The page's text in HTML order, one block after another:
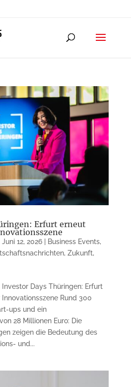
Erfurt erneut
Juni 12, 2026| Business Events,
, Zukunft,
Investor Days Thüringen: Erfurt
Rund 300
ups und ein
28 Millionen Euro: Die
zeigen die Bedeutung des
und...